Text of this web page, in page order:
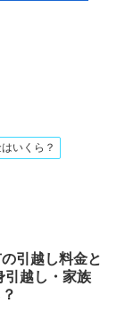
いくら？
引越し料金と
引越し・家族